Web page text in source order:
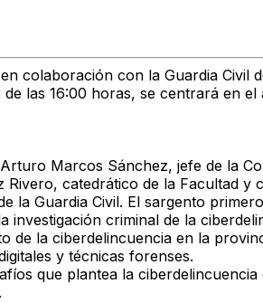
colaboración con la Guardia Civil
las 16:00 horas, se centrará en
Marcos Sánchez, jefe de la
catedrático de la Facultad y
Guardia Civil. El sargento
criminal de la
de la ciberdelincuencia en la
y técnicas forenses.
que plantea la